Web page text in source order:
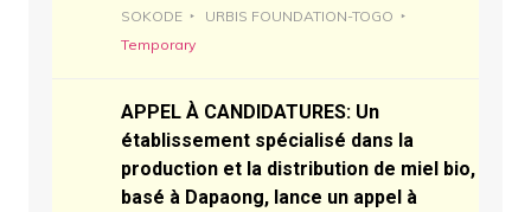
SOKODE
URBIS FOUNDATION-TOGO
Temporary
APPEL À CANDIDATURES: Un
établissement spécialisé dans la
production et la distribution de miel bio,
basé à Dapaong, lance un appel à